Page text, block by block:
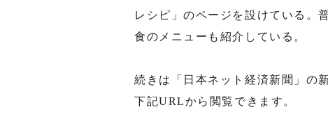
レシピ」のページを設けている。
食のメニューも紹介している。
続きは「日本ネット経済新聞」の
下記URLから閲覧できます。